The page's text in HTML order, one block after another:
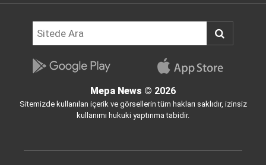
Mepa News © 2026
Sitemizde kullanılan içerik ve görsellerin tüm hakları saklıdır, izinsiz
kullanımı hukuki yaptırıma tabidir.